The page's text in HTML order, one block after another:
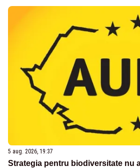
5 aug. 2026, 19:37
Strategia pentru biodiversitate nu